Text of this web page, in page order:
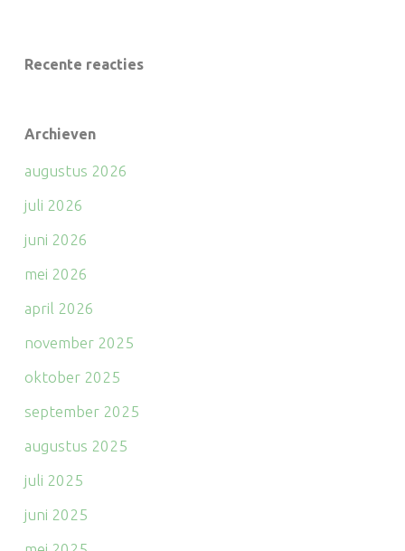
Recente reacties
Archieven
augustus 2026
juli 2026
juni 2026
mei 2026
april 2026
november 2025
oktober 2025
september 2025
augustus 2025
juli 2025
juni 2025